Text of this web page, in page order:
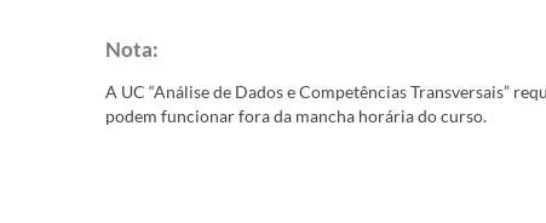
Nota: ​
A UC “Análise de Dados e Competências Transversais”
podem funcionar fora da mancha horária do curso.